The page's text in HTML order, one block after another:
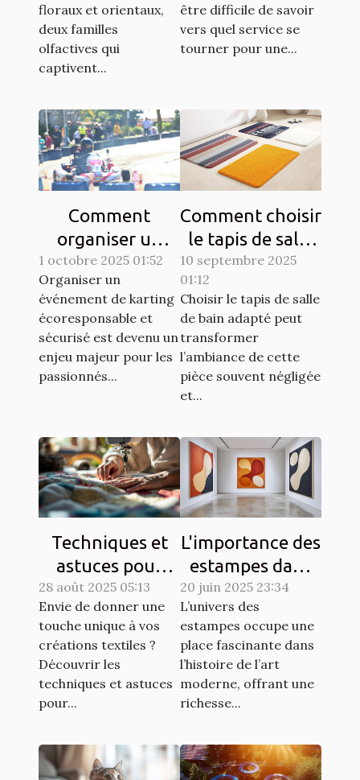
floraux et orientaux,
deux familles
olfactives qui
captivent...
être difficile de savoir
vers quel service se
tourner pour une...
Comment
organiser un
événement de
karting
écoresponsable
et sécurisé?
1 octobre 2025 01:52
Organiser un
événement de karting
écoresponsable et
sécurisé est devenu un
enjeu majeur pour les
passionnés...
Comment choisir
le tapis de salle
de bain idéal
pour votre
espace ?
10 septembre 2025
01:12
Choisir le tapis de salle
de bain adapté peut
transformer
l’ambiance de cette
pièce souvent négligée
et...
Techniques et
astuces pour
matelasser son
propre tissu
28 août 2025 05:13
Envie de donner une
touche unique à vos
créations textiles ?
Découvrir les
techniques et astuces
pour...
L'importance des
estampes dans
l'art moderne
20 juin 2025 23:34
L’univers des
estampes occupe une
place fascinante dans
l’histoire de l’art
moderne, offrant une
richesse...